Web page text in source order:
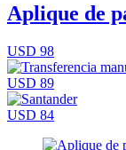
Aplique de
USD 98
USD 89
USD 84